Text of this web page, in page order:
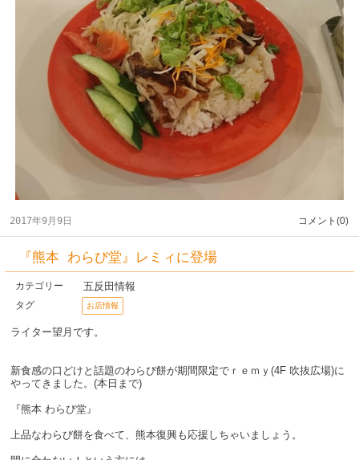
2017年9月9日 コメント(0)
『熊本 わらび堂』レミィに登場
カテゴリー 五反田情報
タグ お店情報
ライター望月です。
新食感の口どけと話題のわらび餅が期間限定でｒｅｍｙ(4F 吹抜広場)に
やってきました。(本日まで)
『熊本 わらび堂』
上品なわらび餅を食べて、熊本復興も応援しちゃいましょう。